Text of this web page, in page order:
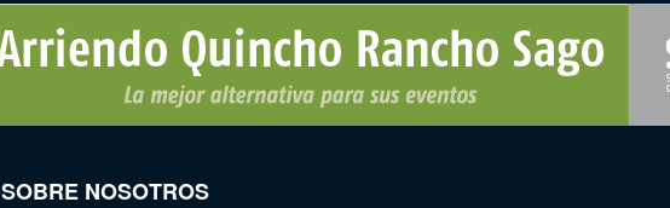
SOBRE NOSOTROS